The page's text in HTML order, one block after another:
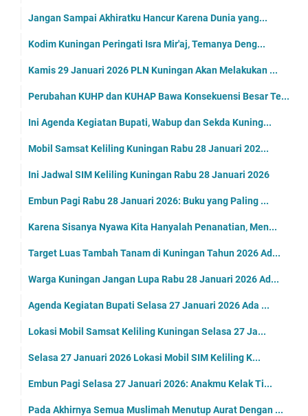
Jangan Sampai Akhiratku Hancur Karena Dunia yang...
Kodim Kuningan Peringati Isra Mir'aj, Temanya Deng...
Kamis 29 Januari 2026 PLN Kuningan Akan Melakukan ...
Perubahan KUHP dan KUHAP Bawa Konsekuensi Besar Te...
Ini Agenda Kegiatan Bupati, Wabup dan Sekda Kuning...
Mobil Samsat Keliling Kuningan Rabu 28 Januari 202...
Ini Jadwal SIM Keliling Kuningan Rabu 28 Januari 2026
Embun Pagi Rabu 28 Januari 2026: Buku yang Paling ...
Karena Sisanya Nyawa Kita Hanyalah Penanatian, Men...
Target Luas Tambah Tanam di Kuningan Tahun 2026 Ad...
Warga Kuningan Jangan Lupa Rabu 28 Januari 2026 Ad...
Agenda Kegiatan Bupati Selasa 27 Januari 2026 Ada ...
Lokasi Mobil Samsat Keliling Kuningan Selasa 27 Ja...
Selasa 27 Januari 2026 Lokasi Mobil SIM Keliling K...
Embun Pagi Selasa 27 Januari 2026: Anakmu Kelak Ti...
Pada Akhirnya Semua Muslimah Menutup Aurat Dengan ...